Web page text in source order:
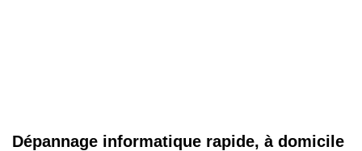
Dépannage informatique rapide, à domicile